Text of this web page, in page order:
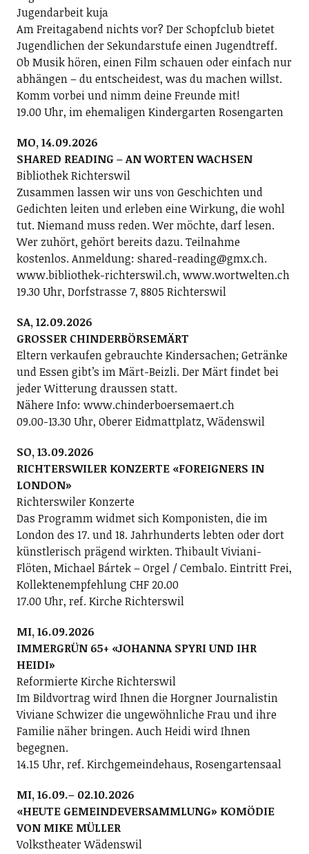
Jugendarbeit kuja
Am Freitagabend nichts vor? Der Schopfclub bietet
Jugendlichen der Sekundarstufe einen Jugendtreff.
Ob Musik hören, einen Film schauen oder einfach nur
abhängen – du entscheidest, was du machen willst.
Komm vorbei und nimm deine Freunde mit!
19.00 Uhr, im ehemaligen Kindergarten Rosengarten
MO, 14.09.2026
SHARED READING – AN WORTEN WACHSEN
Bibliothek Richterswil
Zusammen lassen wir uns von Geschichten und
Gedichten leiten und erleben eine Wirkung, die wohl
tut. Niemand muss reden. Wer möchte, darf lesen.
Wer zuhört, gehört bereits dazu. Teilnahme
kostenlos. Anmeldung: shared-reading@gmx.ch.
www.bibliothek-richterswil.ch, www.wortwelten.ch
19.30 Uhr, Dorfstrasse 7, 8805 Richterswil
SA, 12.09.2026
GROSSER CHINDERBÖRSEMÄRT
Eltern verkaufen gebrauchte Kindersachen; Getränke
und Essen gibt’s im Märt-Beizli. Der Märt findet bei
jeder Witterung draussen statt.
Nähere Info: www.chinderboersemaert.ch
09.00-13.30 Uhr, Oberer Eidmattplatz, Wädenswil
SO, 13.09.2026
RICHTERSWILER KONZERTE «FOREIGNERS IN
LONDON»
Richterswiler Konzerte
Das Programm widmet sich Komponisten, die im
London des 17. und 18. Jahrhunderts lebten oder dort
künstlerisch prägend wirkten. Thibault Viviani-
Flöten, Michael Bártek – Orgel / Cembalo. Eintritt Frei,
Kollektenempfehlung CHF 20.00
17.00 Uhr, ref. Kirche Richterswil
MI, 16.09.2026
IMMERGRÜN 65+ «JOHANNA SPYRI UND IHR
HEIDI»
Reformierte Kirche Richterswil
Im Bildvortrag wird Ihnen die Horgner Journalistin
Viviane Schwizer die ungewöhnliche Frau und ihre
Familie näher bringen. Auch Heidi wird Ihnen
begegnen.
14.15 Uhr, ref. Kirchgemeindehaus, Rosengartensaal
MI, 16.09.– 02.10.2026
«HEUTE GEMEINDEVERSAMMLUNG» KOMÖDIE
VON MIKE MÜLLER
Volkstheater Wädenswil